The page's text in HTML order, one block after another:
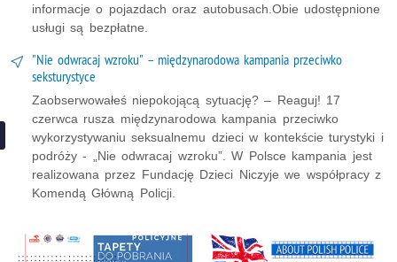
informacje o pojazdach oraz autobusach.Obie udostępnione
usługi są bezpłatne.
"Nie odwracaj wzroku" – międzynarodowa kampania przeciwko
seksturystyce
Zaobserwowałeś niepokojącą sytuację? – Reaguj! 17
czerwca rusza międzynarodowa kampania przeciwko
wykorzystywaniu seksualnemu dzieci w kontekście turystyki i
podróży - „Nie odwracaj wzroku”. W Polsce kampania jest
realizowana przez Fundację Dzieci Niczyje we współpracy z
Komendą Główną Policji.